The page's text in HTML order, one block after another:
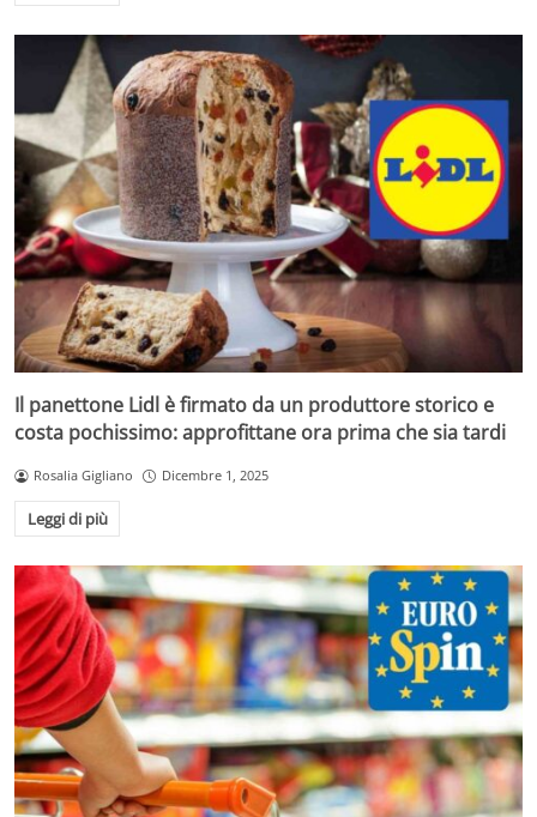
Il panettone Lidl è firmato da un produttore storico e
costa pochissimo: approfittane ora prima che sia tardi
Rosalia Gigliano Dicembre 1, 2025
Leggi di più